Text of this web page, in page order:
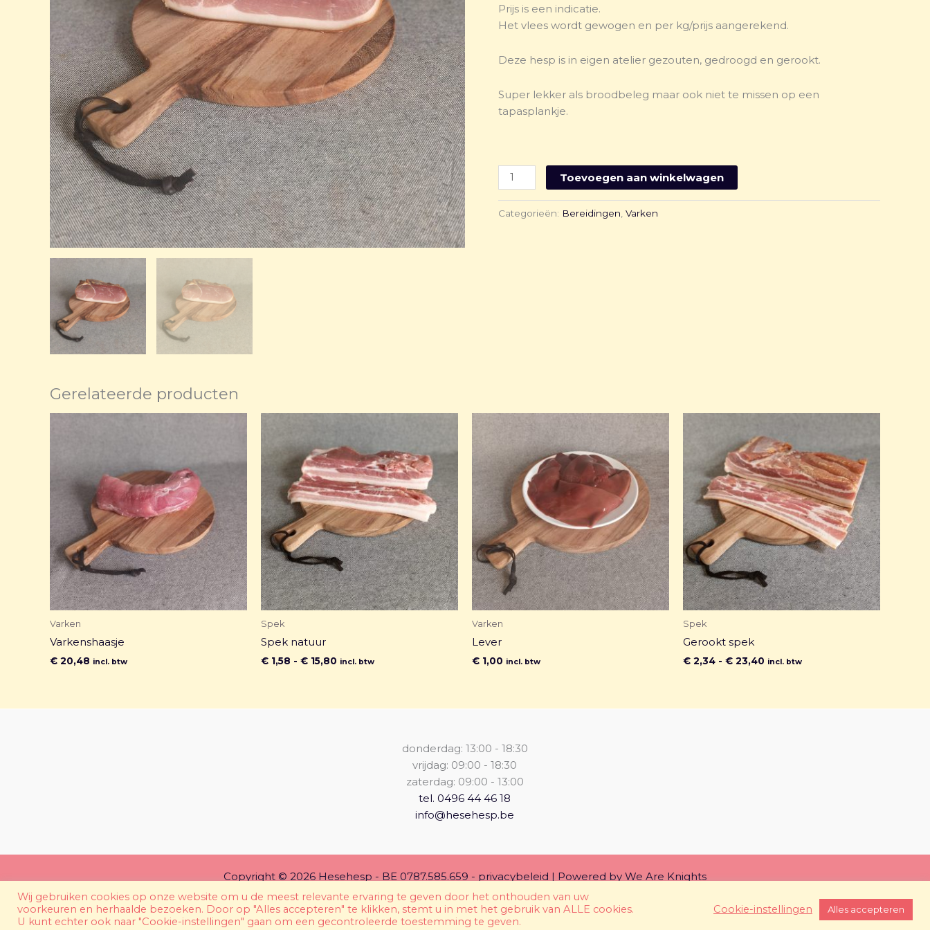
Prijs is een indicatie.
Het vlees wordt gewogen en per kg/prijs aangerekend.
Deze hesp is in eigen atelier gezouten, gedroogd en gerookt.
Super lekker als broodbeleg maar ook niet te missen op een
tapasplankje.
Toevoegen aan winkelwagen
Categorieën: Bereidingen, Varken
Gerelateerde producten
Varken
Varkenshaasje
€ 20,48 incl. btw
Spek
Spek natuur
€ 1,58 - € 15,80
€ 15,80
incl. btw
Varken
Lever
€ 1,00 incl. btw
Spek
Gerookt spek
€ 2,34 - € 23,40
tot
€ 23,40
incl. btw
donderdag: 13:00 - 18:30
vrijdag: 09:00 - 18:30
zaterdag: 09:00 - 13:00
tel. 0496 44 46 18
info@hesehesp.be
Copyright © 2026 Hesehesp - BE 0787.585.659 - privacybeleid | Powered by We Are Knights
Wij gebruiken cookies op onze website om u de meest relevante ervaring te geven door het onthouden van uw
voorkeuren en herhaalde bezoeken. Door op "Alles accepteren" te klikken, stemt u in met het gebruik van ALLE cookies.
U kunt echter ook naar "Cookie-instellingen" gaan om een gecontroleerde toestemming te geven.
Cookie-instellingen Alles accepteren